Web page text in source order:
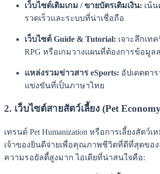
เว็บไซต์เติมเกม / ขายบัตรเติมเงิน: เน้
รวดเร็วและระบบที่น่าเชื่อถือ
เว็บไซต์ Guide & Tutorial: เจาะลึกเท
RPG หรือเกมวางแผนที่ต้องการข้อมูล
แหล่งรวมข่าวสาร eSports: อัปเดตตา
แข่งขันที่เป็นภาษาไทย
2. เว็บไซต์สายสัตว์เลี้ยง (Pet
เทรนด์ Pet Humanization หรือการเลี้ยงสัตว์
เจ้าของยินดีจ่ายเพื่อคุณภาพชีวิตที่ดีที่สุดของ
ความรอยัลตี้สูงมาก ไอเดียที่น่าสนใจคือ: